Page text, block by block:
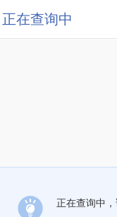
正在查询中
正在查询中